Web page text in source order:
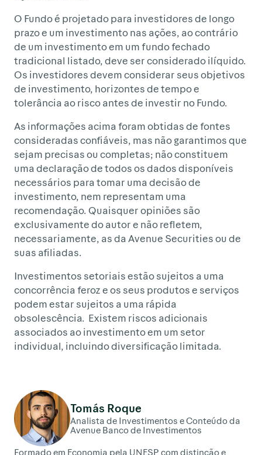
O Fundo é projetado para investidores de longo
prazo e um investimento nas ações, ao contrário
de um investimento em um fundo fechado
tradicional listado, deve ser considerado ilíquido.
Os investidores devem considerar seus objetivos
de investimento, horizontes de tempo e
tolerância ao risco antes de investir no Fundo.
As informações acima foram obtidas de fontes
consideradas confiáveis, mas não garantimos que
sejam precisas ou completas; não constituem
uma declaração de todos os dados disponíveis
necessários para tomar uma decisão de
investimento, nem representam uma
recomendação. Quaisquer opiniões são
exclusivamente do autor e não refletem,
necessariamente, as da Avenue Securities ou de
suas afiliadas.
Investimentos setoriais estão sujeitos a uma
concorrência feroz e os seus produtos e serviços
podem estar sujeitos a uma rápida
obsolescência. Existem riscos adicionais
associados ao investimento em um setor
individual, incluindo diversificação limitada.
Tomás Roque
Analista de Investimentos e Conteúdo da
Avenue Banco de Investimentos
Formado em Economia pela UNESP com distinção e